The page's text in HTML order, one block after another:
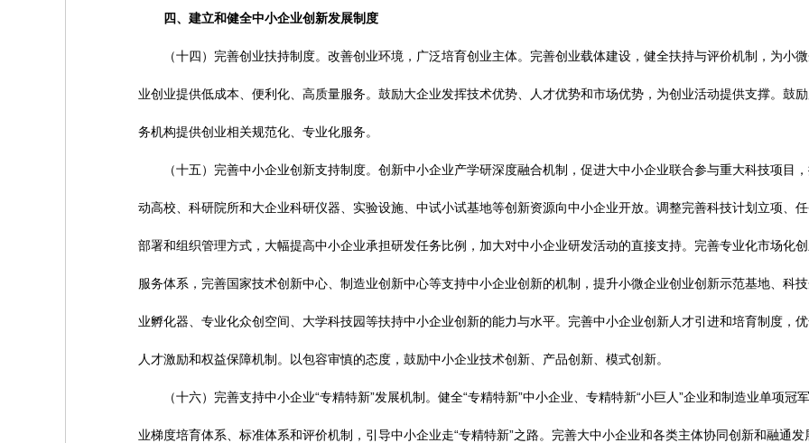
四、建立和健全中小企业创新发展制度
（十四）完善创业扶持制度。改善创业环境，广泛培育创业主体。完善创业载体建设，健全扶持与评价机制，为小
业创业提供低成本、便利化、高质量服务。鼓励大企业发挥技术优势、人才优势和市场优势，为创业活动提供支撑。鼓
务机构提供创业相关规范化、专业化服务。
（十五）完善中小企业创新支持制度。创新中小企业产学研深度融合机制，促进大中小企业联合参与重大科技项目
动高校、科研院所和大企业科研仪器、实验设施、中试小试基地等创新资源向中小企业开放。调整完善科技计划立项、
部署和组织管理方式，大幅提高中小企业承担研发任务比例，加大对中小企业研发活动的直接支持。完善专业化市场化
服务体系，完善国家技术创新中心、制造业创新中心等支持中小企业创新的机制，提升小微企业创业创新示范基地、科
业孵化器、专业化众创空间、大学科技园等扶持中小企业创新的能力与水平。完善中小企业创新人才引进和培育制度，
人才激励和权益保障机制。以包容审慎的态度，鼓励中小企业技术创新、产品创新、模式创新。
（十六）完善支持中小企业“专精特新”发展机制。健全“专精特新”中小企业、专精特新“小巨人”企业和制造业单项冠
业梯度培育体系、标准体系和评价机制，引导中小企业走“专精特新”之路。完善大中小企业和各类主体协同创新和融通发